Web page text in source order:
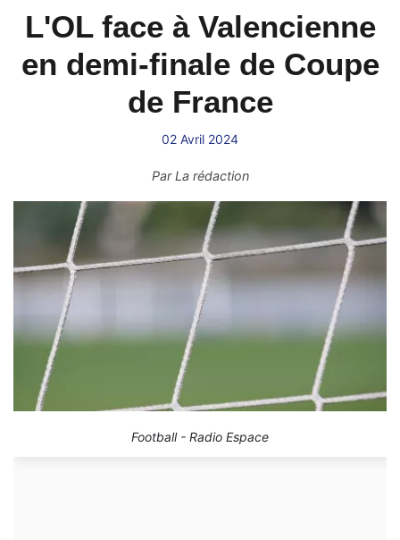
L'OL face à Valencienne
en demi-finale de Coupe
de France
02 Avril 2024
ParLa rédaction
Football - Radio Espace